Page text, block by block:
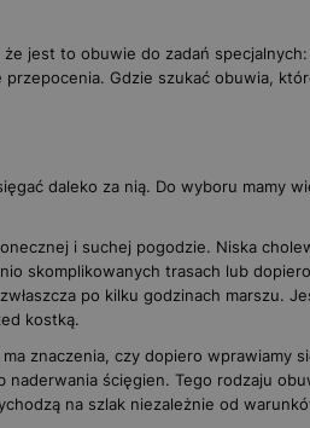
jest to obuwie do zadań
Gdzie szukać obuwia,
daleko za nią. Do wyboru mamy
i suchej pogodzie. Niska
skomplikowanych trasach lub
po kilku godzinach marszu.
kostką.
znaczenia, czy dopiero wprawiamy
ścięgien. Tego rodzaju
na szlak niezależnie od